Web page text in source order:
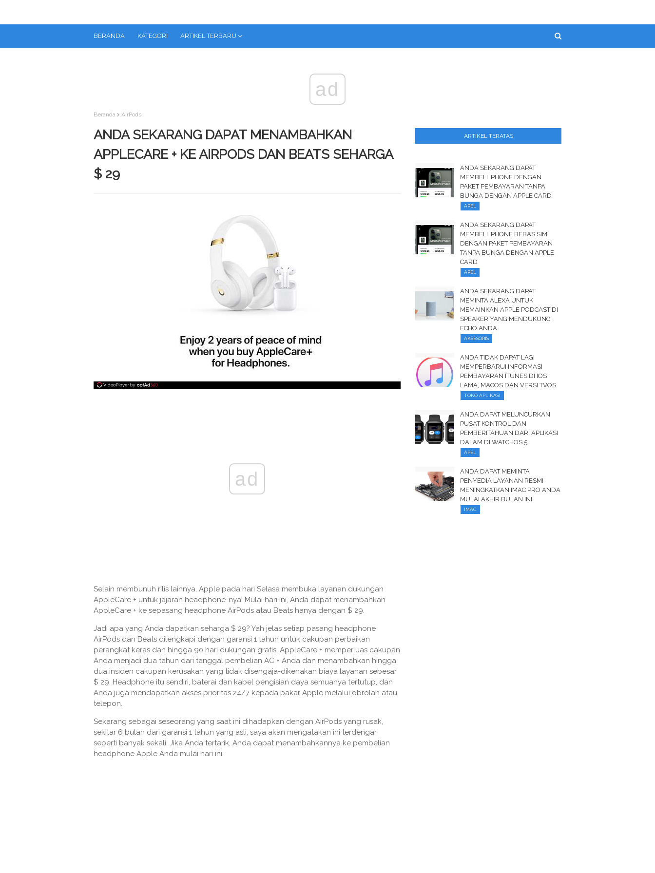
BERANDA KATEGORI ARTIKEL TERBARU
ad
Beranda AirPods
ANDA SEKARANG DAPAT MENAMBAHKAN
APPLECARE + KE AIRPODS DAN BEATS SEHARGA
$ 29
ad
Selain membunuh rilis lainnya, Apple pada hari Selasa membuka layanan dukungan
AppleCare + untuk jajaran headphone-nya. Mulai hari ini, Anda dapat menambahkan
AppleCare + ke sepasang headphone AirPods atau Beats hanya dengan $ 29.
Jadi apa yang Anda dapatkan seharga $ 29? Yah jelas setiap pasang headphone
AirPods dan Beats dilengkapi dengan garansi 1 tahun untuk cakupan perbaikan
perangkat keras dan hingga 90 hari dukungan gratis. AppleCare + memperluas cakupan
Anda menjadi dua tahun dari tanggal pembelian AC + Anda dan menambahkan hingga
dua insiden cakupan kerusakan yang tidak disengaja-dikenakan biaya layanan sebesar
$ 29. Headphone itu sendiri, baterai dan kabel pengisian daya semuanya tertutup, dan
Anda juga mendapatkan akses prioritas 24/7 kepada pakar Apple melalui obrolan atau
telepon.
Sekarang sebagai seseorang yang saat ini dihadapkan dengan AirPods yang rusak,
sekitar 6 bulan dari garansi 1 tahun yang asli, saya akan mengatakan ini terdengar
seperti banyak sekali. Jika Anda tertarik, Anda dapat menambahkannya ke pembelian
headphone Apple Anda mulai hari ini.
ARTIKEL TERATAS
ANDA SEKARANG DAPAT
MEMBELI IPHONE DENGAN
PAKET PEMBAYARAN TANPA
BUNGA DENGAN APPLE CARD
APEL
ANDA SEKARANG DAPAT
MEMBELI IPHONE BEBAS SIM
DENGAN PAKET PEMBAYARAN
TANPA BUNGA DENGAN APPLE
CARD
APEL
ANDA SEKARANG DAPAT
MEMINTA ALEXA UNTUK
MEMAINKAN APPLE PODCAST DI
SPEAKER YANG MENDUKUNG
ECHO ANDA
AKSESORIS
ANDA TIDAK DAPAT LAGI
MEMPERBARUI INFORMASI
PEMBAYARAN ITUNES DI IOS
LAMA, MACOS DAN VERSI TVOS
TOKO APLIKASI
ANDA DAPAT MELUNCURKAN
PUSAT KONTROL DAN
PEMBERITAHUAN DARI APLIKASI
DALAM DI WATCHOS 5
APEL
ANDA DAPAT MEMINTA
PENYEDIA LAYANAN RESMI
MENINGKATKAN IMAC PRO ANDA
MULAI AKHIR BULAN INI
IMAC